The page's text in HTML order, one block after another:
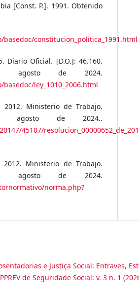
[Const. P.]. 1991. Obtenido
constitucion_politica_1991.html
Diario Oficial. [D.O.]: 46.160.
agosto de 2024.
ley_1010_2006.html
2012. Ministerio de Trabajo.
de 2024..
45107/
2012. Ministerio de Trabajo.
agosto de 2024.
norma.php?
e Justiça Social: Entraves,
de Seguridade Social: v. 3 n. 1